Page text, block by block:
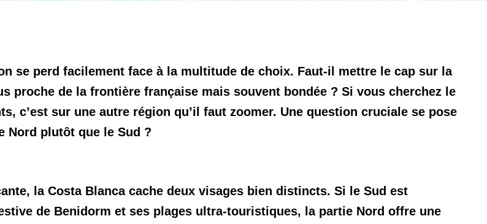
se perd facilement face à la multitude de choix. Faut-il mettre le cap sur la
proche de la frontière française mais souvent bondée ? Si vous cherchez le
c’est sur une autre région qu’il faut zoomer. Une question cruciale se pose
Nord plutôt que le Sud ?
la Costa Blanca cache deux visages bien distincts. Si le Sud est
de Benidorm et ses plages ultra-touristiques, la partie Nord offre une